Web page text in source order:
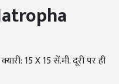
15 X 15 सें.मी. दूरी पर ही